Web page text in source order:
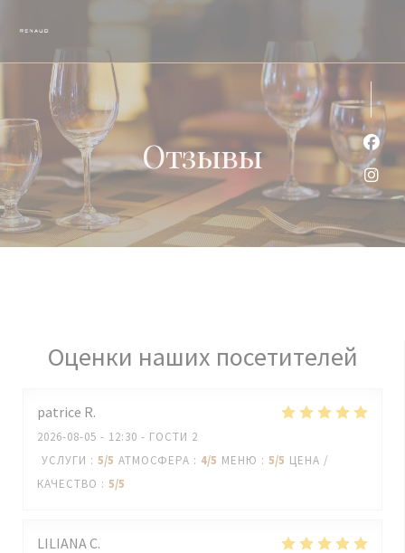
Отзывы
Оценки наших посетителей
patrice R
2026-08-05 - 12:30 - ГОСТИ 2
УСЛУГИ : 5/5 АТМОСФЕРА : 4/5 МЕНЮ : 5/5 ЦЕНА /
КАЧЕСТВО : 5/5
LILIANAC